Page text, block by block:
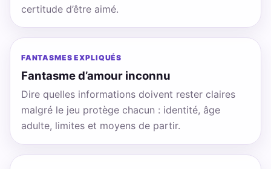
certitude d’être aimé.
FANTASMES EXPLIQUÉS
Fantasme d’amour inconnu
Dire quelles informations doivent rester claires
malgré le jeu protège chacun : identité, âge
adulte, limites et moyens de partir.